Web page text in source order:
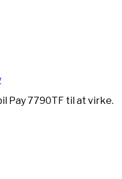
Pay 7790TF til at virke.